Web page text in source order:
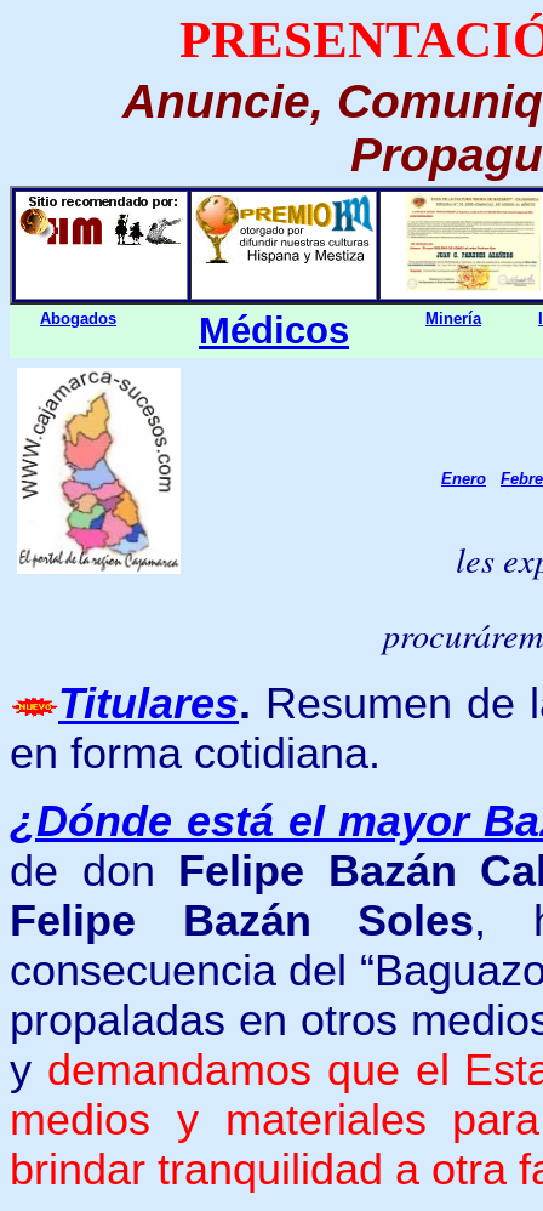
Anuncie,
Abogados Médicos Minería
Enero
les
Titulares. Resumen de
en forma cotidiana.
¿Dónde está el mayor
de don Felipe Bazán
Felipe Bazán Soles,
consecuencia del
propaladas en otros
y demandamos que el
medios y materiales
brindar tranquilidad a otra